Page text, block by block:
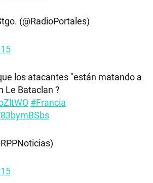
(@RadioPortales)
los atacantes "están matando a
Le Bataclan ?
#Francia